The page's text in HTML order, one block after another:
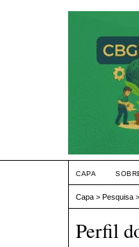
CAPA
Capa > Pesquisa >
Perfil